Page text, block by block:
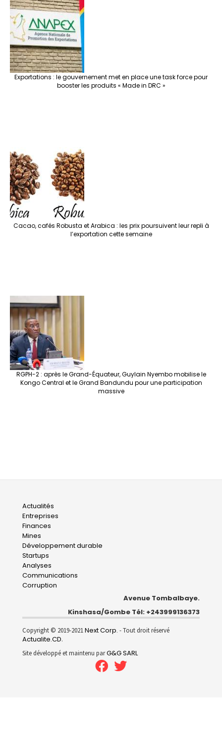
Exportations : le gouvernement met en place une task force pour
booster les produits « Made in DRC »
Cacao, cafés Robusta et Arabica : les prix poursuivent leur repli à
l’exportation cette semaine
RGPH-2 : après le Grand-Équateur, Guylain Nyembo mobilise le
Kongo Central et le Grand Bandundu pour une participation
massive
Main
navigation
Actualités
Entreprises
Finances
Mines
Développement durable
Startups
Analyses
Communications
Corruption
Avenue Tombalbaye.
Kinshasa/Gombe Tél: +243999136373
Copyright © 2019-2021Next Corp. - Tout droit réservé
Actualite.CD.
Site développé et maintenu parG&G SARL